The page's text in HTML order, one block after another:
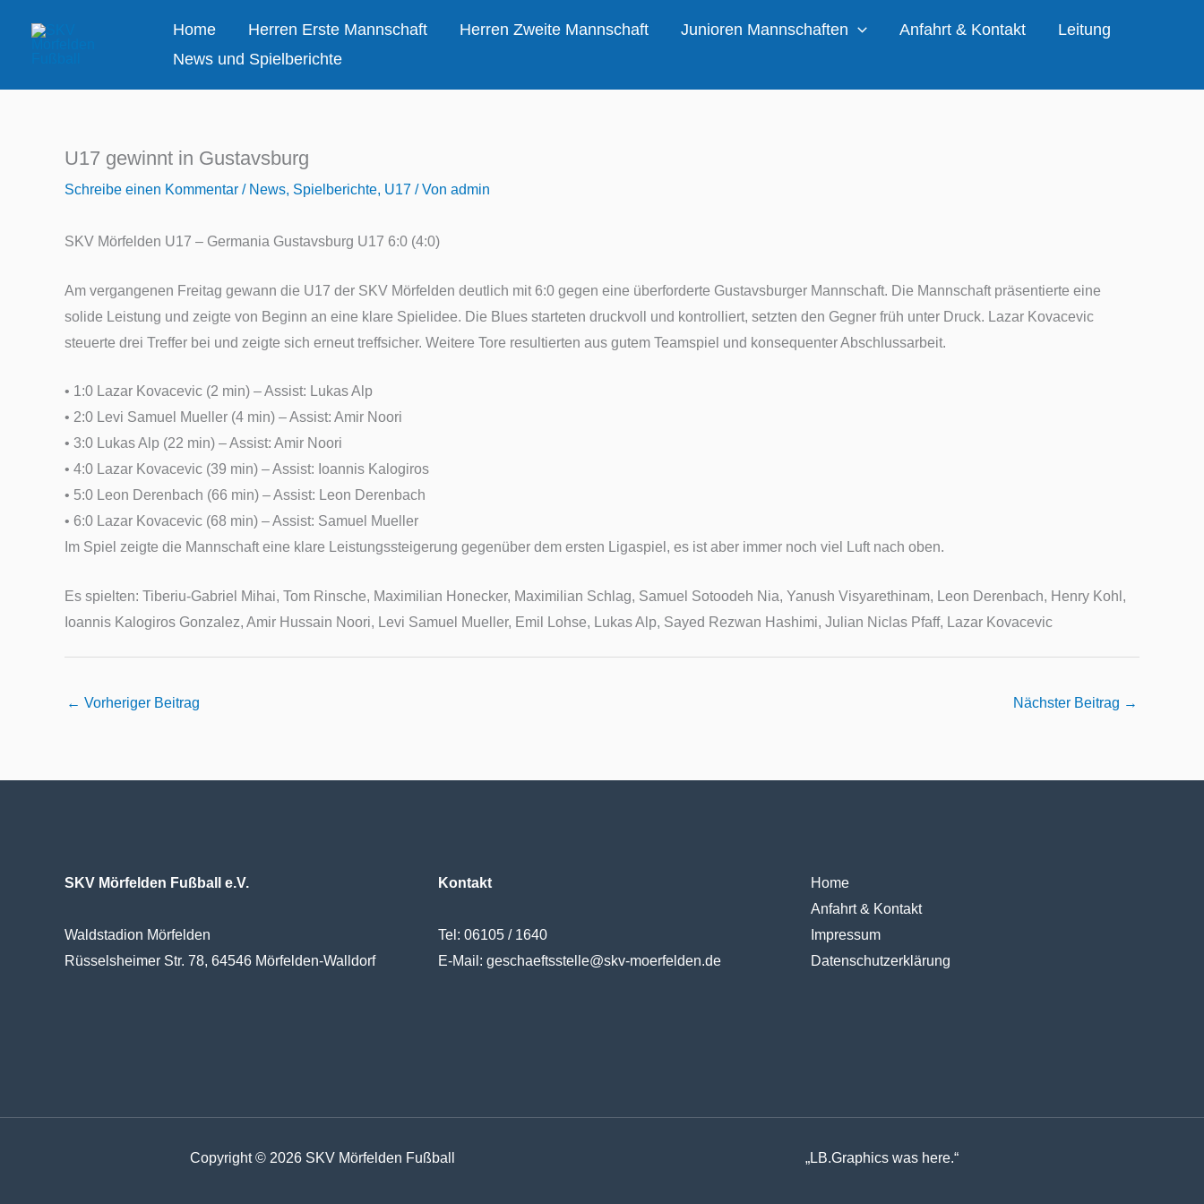
Inhalt
Home Herren Erste Mannschaft Herren Zweite Mannschaft Junioren Mannschaften Anfahrt & Kontakt
Leitung
News und Spielberichte
U17 gewinnt in Gustavsburg
Schreibe einen Kommentar / News, Spielberichte, U17 / Von admin
SKV Mörfelden U17 – Germania Gustavsburg U17 6:0 (4:0)
Am vergangenen Freitag gewann die U17 der SKV Mörfelden deutlich mit 6:0 gegen eine überforderte Gustavsburger Mannschaft. Die Mannschaft präsentierte eine
solide Leistung und zeigte von Beginn an eine klare Spielidee. Die Blues starteten druckvoll und kontrolliert, setzten den Gegner früh unter Druck. Lazar Kovacevic
steuerte drei Treffer bei und zeigte sich erneut treffsicher. Weitere Tore resultierten aus gutem Teamspiel und konsequenter Abschlussarbeit.
• 1:0 Lazar Kovacevic (2 min) – Assist: Lukas Alp
• 2:0 Levi Samuel Mueller (4 min) – Assist: Amir Noori
• 3:0 Lukas Alp (22 min) – Assist: Amir Noori
• 4:0 Lazar Kovacevic (39 min) – Assist: Ioannis Kalogiros
• 5:0 Leon Derenbach (66 min) – Assist: Leon Derenbach
• 6:0 Lazar Kovacevic (68 min) – Assist: Samuel
Mueller
Im Spiel zeigte die Mannschaft eine klare Leistungssteigerung gegenüber dem ersten Ligaspiel, es ist aber immer noch viel Luft nach oben.
Es spielten: Tiberiu-Gabriel Mihai, Tom Rinsche, Maximilian Honecker, Maximilian Schlag, Samuel Sotoodeh Nia, Yanush Visyarethinam, Leon Derenbach, Henry Kohl,
Ioannis Kalogiros Gonzalez, Amir Hussain Noori, Levi Samuel Mueller, Emil Lohse, Lukas Alp, Sayed Rezwan Hashimi, Julian Niclas Pfaff, Lazar Kovacevic
← Vorheriger Beitrag Nächster Beitrag →
SKV Mörfelden Fußball e.V.
Waldstadion Mörfelden
Rüsselsheimer Str. 78, 64546 Mörfelden-Walldorf
Kontakt
Tel: 06105 / 1640
E-Mail: geschaeftsstelle@skv-moerfelden.de
Home
Anfahrt & Kontakt
Impressum
Datenschutzerklärung
Copyright © 2026 SKV Mörfelden Fußball „LB.Graphics was here.“